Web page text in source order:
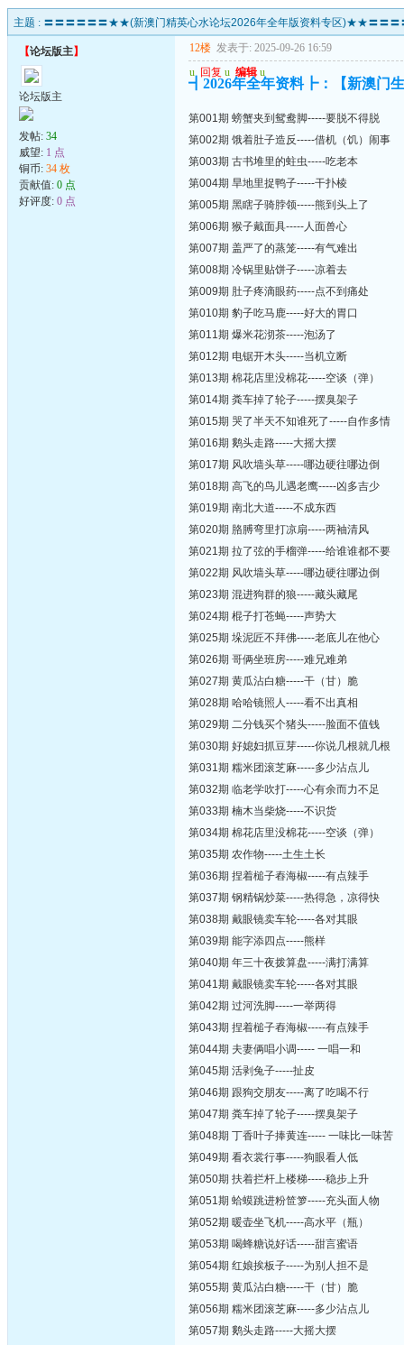
主题 : 〓〓〓〓〓〓★★(新澳门精英心水论坛2026年全年版资料专区)★★〓〓〓
【论坛版主】
论坛版主
发帖: 34
威望: 1 点
铜币: 34 枚
贡献值: 0 点
好评度: 0 点
12楼 发表于: 2025-09-26 16:59
u 回复 u 编辑 u
┫2026年全年资料┣：【新澳门
第001期 螃蟹夹到鸳鸯脚-----要脱不得脱
第002期 饿着肚子造反-----借机（饥）闹事
第003期 古书堆里的蛀虫-----吃老本
第004期 旱地里捉鸭子-----干扑棱
第005期 黑瞎子骑脖领-----熊到头上了
第006期 猴子戴面具-----人面兽心
第007期 盖严了的蒸笼-----有气难出
第008期 冷锅里贴饼子-----凉着去
第009期 肚子疼滴眼药-----点不到痛处
第010期 豹子吃马鹿-----好大的胃口
第011期 爆米花沏茶-----泡汤了
第012期 电锯开木头-----当机立断
第013期 棉花店里没棉花-----空谈（弹）
第014期 粪车掉了轮子-----摆臭架子
第015期 哭了半天不知谁死了-----自作多情
第016期 鹅头走路-----大摇大摆
第017期 风吹墙头草-----哪边硬往哪边倒
第018期 高飞的鸟儿遇老鹰-----凶多吉少
第019期 南北大道-----不成东西
第020期 胳膊弯里打凉扇-----两袖清风
第021期 拉了弦的手榴弹-----给谁谁都不要
第022期 风吹墙头草-----哪边硬往哪边倒
第023期 混进狗群的狼-----藏头藏尾
第024期 棍子打苍蝇-----声势大
第025期 垛泥匠不拜佛-----老底儿在他心
第026期 哥俩坐班房-----难兄难弟
第027期 黄瓜沾白糖-----干（甘）脆
第028期 哈哈镜照人-----看不出真相
第029期 二分钱买个猪头-----脸面不值钱
第030期 好媳妇抓豆芽-----你说几根就几根
第031期 糯米团滚芝麻-----多少沾点儿
第032期 临老学吹打-----心有余而力不足
第033期 楠木当柴烧-----不识货
第034期 棉花店里没棉花-----空谈（弹）
第035期 农作物-----土生土长
第036期 捏着槌子舂海椒-----有点辣手
第037期 钢精锅炒菜-----热得急，凉得快
第038期 戴眼镜卖车轮-----各对其眼
第039期 能字添四点-----熊样
第040期 年三十夜拨算盘-----满打满算
第041期 戴眼镜卖车轮-----各对其眼
第042期 过河洗脚-----一举两得
第043期 捏着槌子舂海椒-----有点辣手
第044期 夫妻俩唱小调----- 一唱一和
第045期 活剥兔子-----扯皮
第046期 跟狗交朋友-----离了吃喝不行
第047期 粪车掉了轮子-----摆臭架子
第048期 丁香叶子捧黄连----- 一味比一味苦
第049期 看衣裳行事-----狗眼看人低
第050期 扶着拦杆上楼梯-----稳步上升
第051期 蛤蟆跳进粉笸箩-----充头面人物
第052期 暖壶坐飞机-----高水平（瓶）
第053期 喝蜂糖说好话-----甜言蜜语
第054期 红娘挨板子-----为别人担不是
第055期 黄瓜沾白糖-----干（甘）脆
第056期 糯米团滚芝麻-----多少沾点儿
第057期 鹅头走路-----大摇大摆